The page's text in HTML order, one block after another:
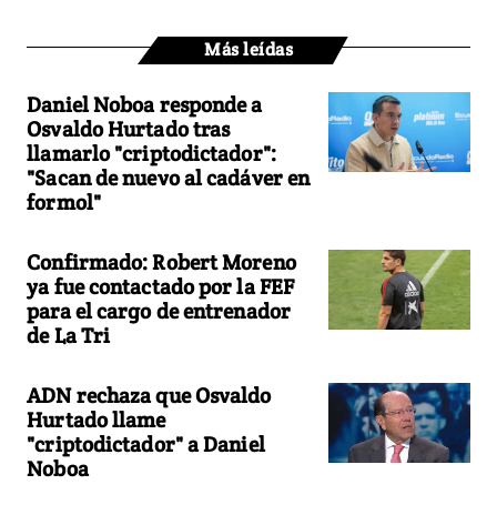
Más leídas
Daniel Noboa responde a
Osvaldo Hurtado tras
llamarlo "criptodictador":
"Sacan de nuevo al cadáver en
formol"
Confirmado: Robert Moreno
ya fue contactado por la FEF
para el cargo de entrenador
de La Tri
ADN rechaza que Osvaldo
Hurtado llame
"criptodictador" a Daniel
Noboa